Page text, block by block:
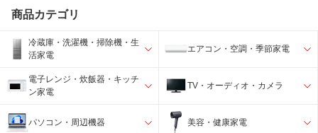
商品カテゴリ
冷蔵庫・洗濯機・掃除機・生
活家電
エアコン・空調・季節家電
電子レンジ・炊飯器・キッチ
ン家電
TV・オーディオ・カメラ
パソコン・周辺機器 美容・健康家電